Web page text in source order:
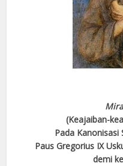
(Keajaiban-
Pada Kanonisasi
Paus Gregorius IX
demi